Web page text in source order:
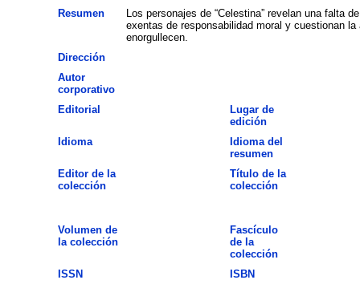
Resumen
Los personajes de “Celestina” revelan una
exentas de responsabilidad moral y cuestionan
enorgullecen.
Dirección
Autor
corporativo
Editorial
Lugar de
edición
Idioma
Idioma del
resumen
Editor de la
colección
Título de la
colección
Volumen de
la colección
Fascículo
de la
colección
ISSN
ISBN